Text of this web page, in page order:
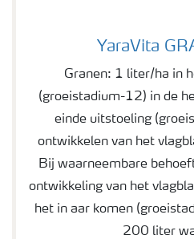
YaraVita
Granen: 1 liter/ha in
(groeistadium-12) in de
einde uitstoeling
ontwikkelen van het
Bij waarneembare
ontwikkeling van het
het in aar komen
200 liter